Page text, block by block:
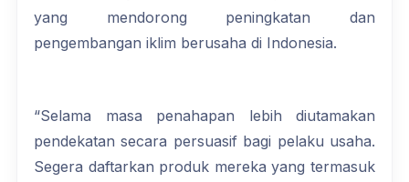
yang mendorong peningkatan dan
pengembangan iklim berusaha di Indonesia.
“Selama masa penahapan lebih diutamakan
pendekatan secara persuasif bagi pelaku usaha.
Segera daftarkan produk mereka yang termasuk